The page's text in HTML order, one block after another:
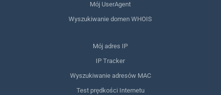
Mój UserAgent
Wyszukiwanie domen WHOIS
Mój adres IP
IP Tracker
Wyszukiwanie adresów MAC
Test prędkości Internetu